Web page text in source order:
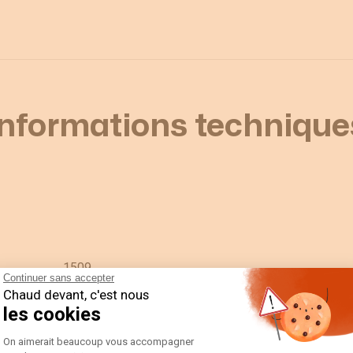
Continuer sans accepter
Chaud devant, c'est nous
les cookies
Plateforme de Gestion du
On aimerait beaucoup vous accompagner
1509
SIRCOVER
Ecran de terminal